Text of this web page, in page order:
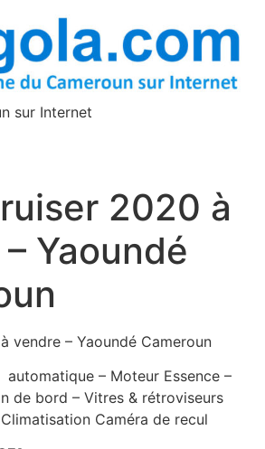
sur Internet
2020 à
Yaoundé
vendre – Yaoundé Cameroun
– Moteur Essence –
de bord – Vitres & rétroviseurs
Caméra de recul